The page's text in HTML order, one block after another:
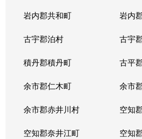
岩内郡共和町 岩内
古宇郡泊村 古宇
積丹郡積丹町 古平
余市郡仁木町 余市
余市郡赤井川村 空知
空知郡奈井江町 空知